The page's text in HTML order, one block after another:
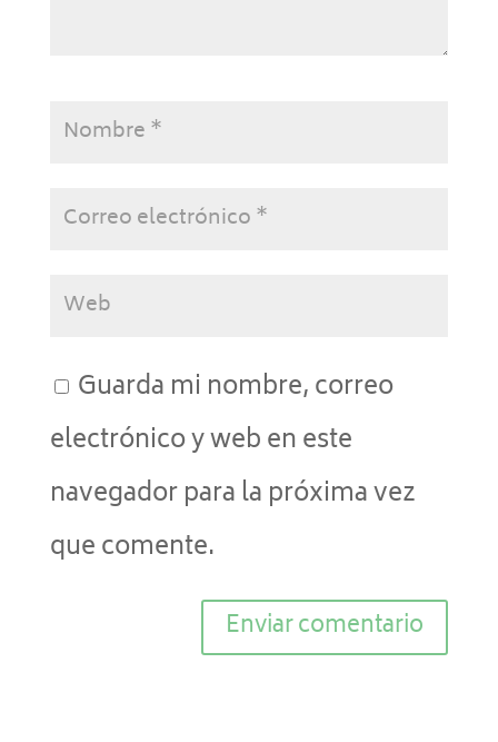
Guarda mi nombre, correo
electrónico y web en este
navegador para la próxima vez
que comente.